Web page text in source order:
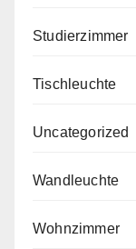
Studierzimmer
Tischleuchte
Uncategorized
Wandleuchte
Wohnzimmer